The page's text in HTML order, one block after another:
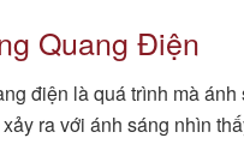
Quang Điện
điện là quá trình mà
ra với ánh sáng nhìn